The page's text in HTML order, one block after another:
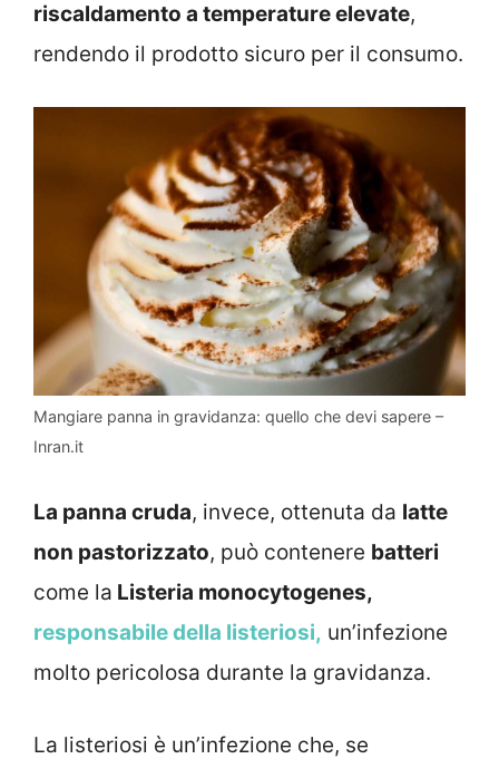
riscaldamento a temperature elevate,
rendendo il prodotto sicuro per il consumo.
Mangiare panna in gravidanza: quello che devi sapere –
Inran.it
La panna cruda, invece, ottenuta da latte
non pastorizzato, può contenere batteri
come la Listeria monocytogenes,
responsabile della listeriosi, un’infezione
molto pericolosa durante la gravidanza.
La listeriosi è un’infezione che, se